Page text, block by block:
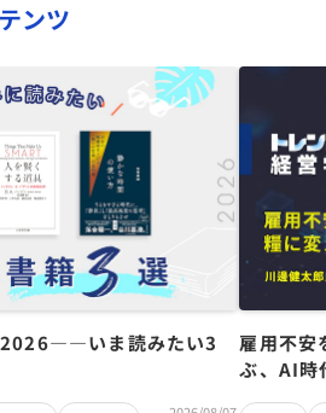
ンツ
2026――いま読みたい3
雇用不
ぶ、AI時